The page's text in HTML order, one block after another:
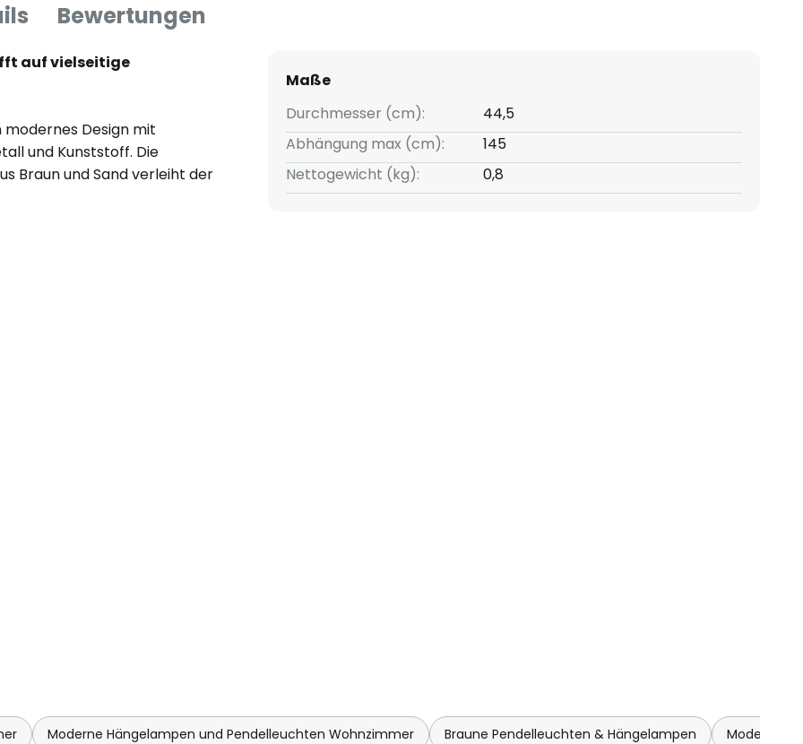
Bewertungen
auf vielseitige
modernes Design mit
und Kunststoff. Die
Braun und Sand verleiht der
nahtlos in verschiedene
Leuchte setzt stilvolle
einen externen Dimmer
individuell anpassen. In
Sila durch
und sorgt für eine
Maße
Durchmesser (cm):
44,5
Abhängung max (cm):
145
Nettogewicht (kg):
0,8
Moderne Hängelampen und Pendelleuchten Wohnzimmer Braune Pendelleuchten & Hängelampen Moderne